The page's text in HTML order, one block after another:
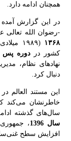
ادامه دارد.
این گزارش آمده
الله تعالی علیه-
(۱۹۸۹ میلادی) و پس از
دردوره پس از
نظام، مدیریت
کرد.
مستند العالم در
می‌کند که
گذشته ادامه
، جمهوری
سطح غنی‌سازی را